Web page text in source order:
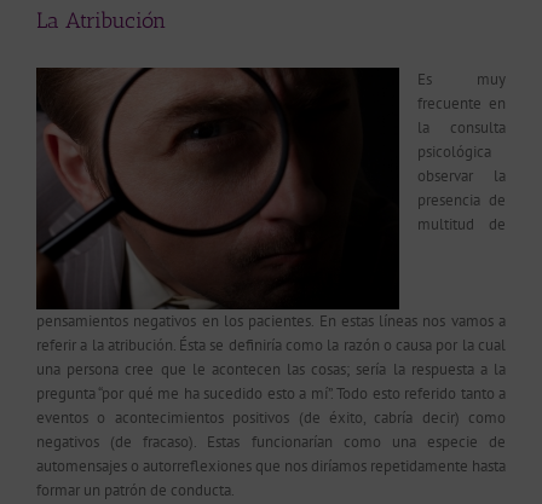
La Atribución
Es muy
frecuente en
la consulta
psicológica
observar la
presencia de
multitud de
pensamientos negativos en los pacientes. En estas líneas nos vamos a
referir a la atribución. Ésta se definiría como la razón o causa por la cual
una persona cree que le acontecen las cosas; sería la respuesta a la
pregunta “por qué me ha sucedido esto a mí”. Todo esto referido tanto a
eventos o acontecimientos positivos (de éxito, cabría decir) como
negativos (de fracaso). Estas funcionarían como una especie de
automensajes o autorreflexiones que nos diríamos repetidamente hasta
formar un patrón de conducta.